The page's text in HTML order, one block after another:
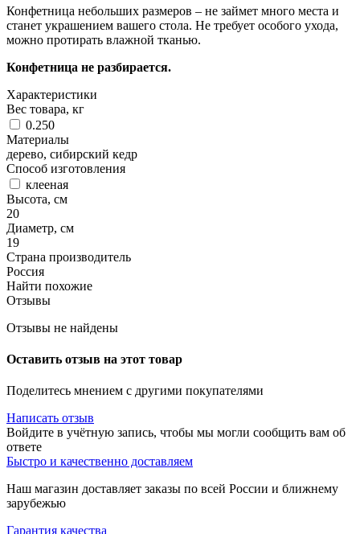
Конфетница небольших размеров – не займет много места и
станет украшением вашего стола. Не требует особого ухода,
можно протирать влажной тканью.
Конфетница не разбирается.
Характеристики
Вес товара, кг
0.250
Материалы
дерево, сибирский кедр
Способ изготовления
клееная
Высота, см
20
Диаметр, см
19
Страна производитель
Россия
Найти похожие
Отзывы
Отзывы не найдены
Оставить отзыв на этот товар
Поделитесь мнением с другими покупателями
Написать отзыв
Войдите в учётную запись, чтобы мы могли сообщить вам об
ответе
Быстро и качественно доставляем
Наш магазин доставляет заказы по всей России и ближнему
зарубежью
Гарантия качества